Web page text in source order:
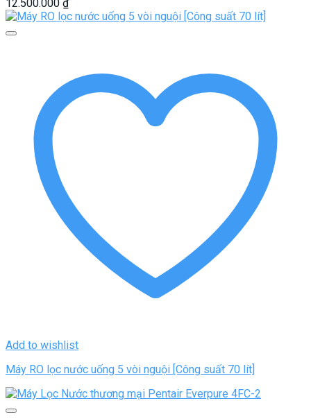
12.500.000 ₫
Add to wishlist
Máy RO lọc nước uống 5 vòi nguội [Công suất 70 lít]